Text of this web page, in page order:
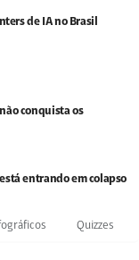
de IA no Brasil
conquista os
entrando em colapso
Quizzes